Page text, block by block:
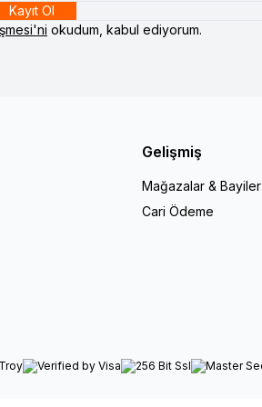
Kayıt Ol
okudum, kabul ediyorum.
Gelişmiş
Mağazalar & Bayiler
Cari Ödeme